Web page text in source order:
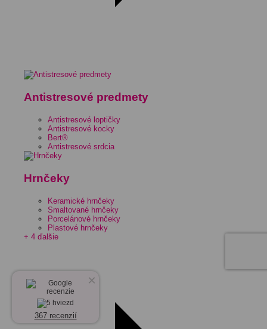
Antistresové predmety
Antistresové loptičky
Antistresové kocky
Bert®
Antistresové srdcia
Hrnčeky
Keramické hrnčeky
Smaltované hrnčeky
Porcelánové hrnčeky
Plastové hrnčeky
+ 4 ďalšie
×
367 recenzií